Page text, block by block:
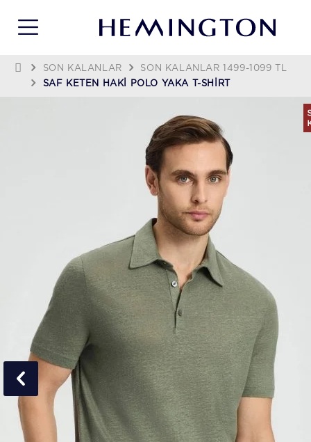
SON KALANLAR
SON KALANLAR 1499-1099 TL
SAF KETEN HAKI POLO YAKA T-SHIRT